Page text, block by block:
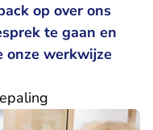
op over ons
te gaan en
onze werkwijze